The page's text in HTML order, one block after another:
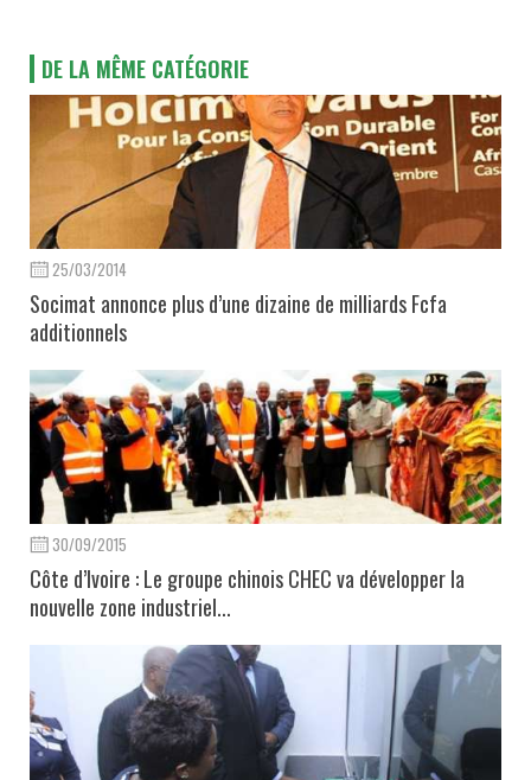
DE LA MÊME CATÉGORIE
25/03/2014
Socimat annonce plus d’une dizaine de milliards Fcfa
additionnels
30/09/2015
Côte d’Ivoire : Le groupe chinois CHEC va développer la
nouvelle zone industriel...